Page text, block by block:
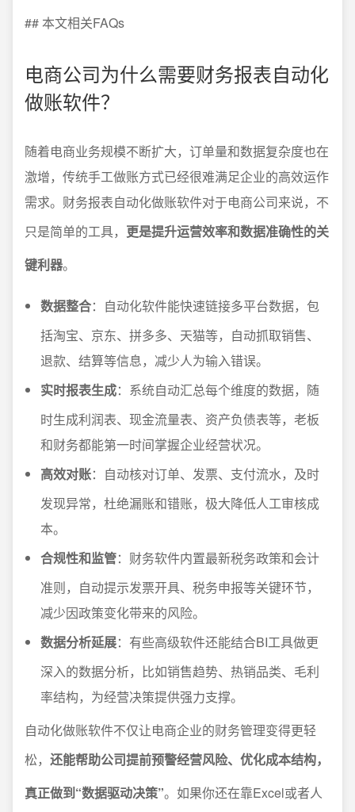
## 本文相关FAQs
电商公司为什么需要财务报表自动化
做账软件？
随着电商业务规模不断扩大，订单量和数据复杂度也在
激增，传统手工做账方式已经很难满足企业的高效运作
需求。财务报表自动化做账软件对于电商公司来说，不
只是简单的工具， 更是提升运营效率和数据准确性的关
键利器。
数据整合：自动化软件能快速链接多平台数据，包
括淘宝、京东、拼多多、天猫等，自动抓取销售、
退款、结算等信息，减少人为输入错误。
实时报表生成：系统自动汇总每个维度的数据，随
时生成利润表、现金流量表、资产负债表等，老板
和财务都能第一时间掌握企业经营状况。
高效对账：自动核对订单、发票、支付流水，及时
发现异常，杜绝漏账和错账，极大降低人工审核成
本。
合规性和监管：财务软件内置最新税务政策和会计
准则，自动提示发票开具、税务申报等关键环节，
减少因政策变化带来的风险。
数据分析延展：有些高级软件还能结合BI工具做更
深入的数据分析，比如销售趋势、热销品类、毛利
率结构，为经营决策提供强力支撑。
自动化做账软件不仅让电商企业的财务管理变得更轻
松， 还能帮助公司提前预警经营风险、优化成本结构，
真正做到“数据驱动决策”。如果你还在靠Excel或者人